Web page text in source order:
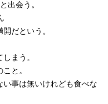
出会う。
だという。
まう。
と。
事は無いけれども食べな